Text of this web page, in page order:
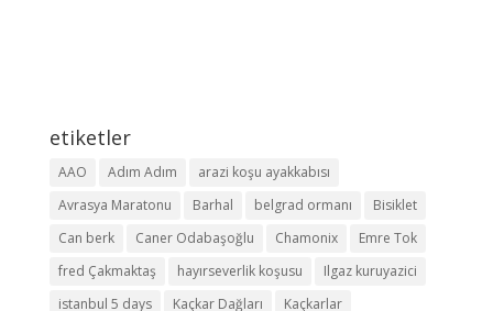
etiketler
AAO Adım Adım
arazi koşu ayakkabısı
Avrasya Maratonu
Barhal belgrad ormanı
Bisiklet
Can berk
Caner Odabaşoğlu Chamonix
Emre Tok
fred Çakmaktaş
hayırseverlik koşusu
Ilgaz kuruyazici
istanbul 5 days
Kaçkar Dağları
Kaçkarlar